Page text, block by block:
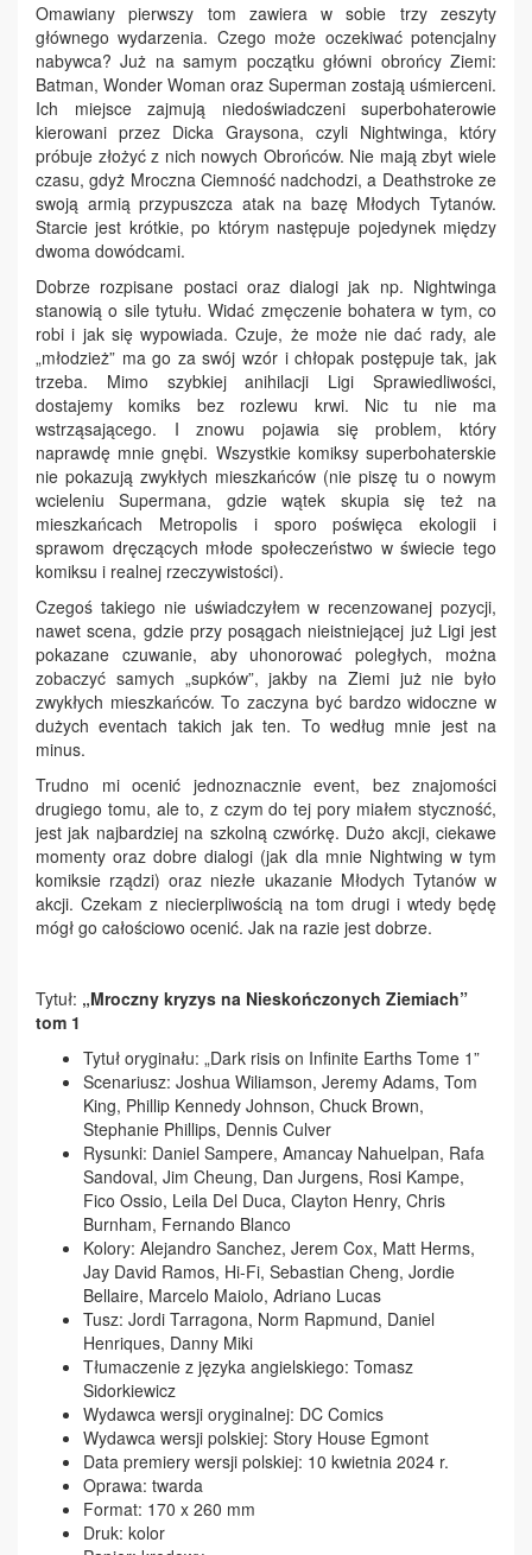
Omawiany pierwszy tom zawiera w sobie trzy zeszyty
głównego wydarzenia. Czego może oczekiwać potencjalny
nabywca? Już na samym początku główni obrońcy Ziemi:
Batman, Wonder Woman oraz Superman zostają uśmierceni.
Ich miejsce zajmują niedoświadczeni superbohaterowie
kierowani przez Dicka Graysona, czyli Nightwinga, który
próbuje złożyć z nich nowych Obrońców. Nie mają zbyt wiele
czasu, gdyż Mroczna Ciemność nadchodzi, a Deathstroke ze
swoją armią przypuszcza atak na bazę Młodych Tytanów.
Starcie jest krótkie, po którym następuje pojedynek między
dwoma dowódcami.
Dobrze rozpisane postaci oraz dialogi jak np. Nightwinga
stanowią o sile tytułu. Widać zmęczenie bohatera w tym, co
robi i jak się wypowiada. Czuje, że może nie dać rady, ale
„młodzież” ma go za swój wzór i chłopak postępuje tak, jak
trzeba. Mimo szybkiej anihilacji Ligi Sprawiedliwości,
dostajemy komiks bez rozlewu krwi. Nic tu nie ma
wstrząsającego. I znowu pojawia się problem, który
naprawdę mnie gnębi. Wszystkie komiksy superbohaterskie
nie pokazują zwykłych mieszkańców (nie piszę tu o nowym
wcieleniu Supermana, gdzie wątek skupia się też na
mieszkańcach Metropolis i sporo poświęca ekologii i
sprawom dręczących młode społeczeństwo w świecie tego
komiksu i realnej rzeczywistości).
Czegoś takiego nie uświadczyłem w recenzowanej pozycji,
nawet scena, gdzie przy posągach nieistniejącej już Ligi jest
pokazane czuwanie, aby uhonorować poległych, można
zobaczyć samych „supków”, jakby na Ziemi już nie było
zwykłych mieszkańców. To zaczyna być bardzo widoczne w
dużych eventach takich jak ten. To według mnie jest na
minus.
Trudno mi ocenić jednoznacznie event, bez znajomości
drugiego tomu, ale to, z czym do tej pory miałem styczność,
jest jak najbardziej na szkolną czwórkę. Dużo akcji, ciekawe
momenty oraz dobre dialogi (jak dla mnie Nightwing w tym
komiksie rządzi) oraz niezłe ukazanie Młodych Tytanów w
akcji. Czekam z niecierpliwością na tom drugi i wtedy będę
mógł go całościowo ocenić. Jak na razie jest dobrze.
Tytuł: „Mroczny kryzys na Nieskończonych Ziemiach”
tom 1
Tytuł oryginału: „Dark risis on Infinite Earths Tome 1”
Scenariusz: Joshua Wiliamson, Jeremy Adams, Tom
King, Phillip Kennedy Johnson, Chuck Brown,
Stephanie Phillips, Dennis Culver
Rysunki: Daniel Sampere, Amancay Nahuelpan, Rafa
Sandoval, Jim Cheung, Dan Jurgens, Rosi Kampe,
Fico Ossio, Leila Del Duca, Clayton Henry, Chris
Burnham, Fernando Blanco
Kolory: Alejandro Sanchez, Jerem Cox, Matt Herms,
Jay David Ramos, Hi-Fi, Sebastian Cheng, Jordie
Bellaire, Marcelo Maiolo, Adriano Lucas
Tusz: Jordi Tarragona, Norm Rapmund, Daniel
Henriques, Danny Miki
Tłumaczenie z języka angielskiego: Tomasz
Sidorkiewicz
Wydawca wersji oryginalnej: DC Comics
Wydawca wersji polskiej: Story House Egmont
Data premiery wersji polskiej: 10 kwietnia 2024 r.
Oprawa: twarda
Format: 170 x 260 mm
Druk: kolor